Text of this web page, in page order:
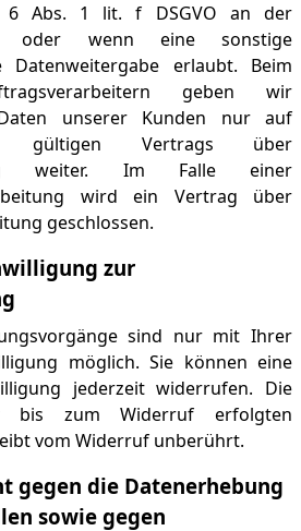
6 Abs. 1 lit. f DSGVO an der
oder wenn eine sonstige
Datenweitergabe erlaubt. Beim
geben wir
Daten unserer Kunden nur auf
gültigen Vertrags über
weiter. Im Falle einer
wird ein Vertrag über
geschlossen.
zur
sind nur mit Ihrer
möglich. Sie können eine
jederzeit widerrufen. Die
bis zum Widerruf erfolgten
vom Widerruf unberührt.
gegen die Datenerhebung
sowie gegen